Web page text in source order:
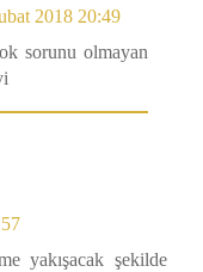
2018 20:49
sorunu olmayan
yakışacak şekilde